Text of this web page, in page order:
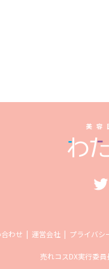
わせ 運営会社 プライバシ
売れコスDX実行委員